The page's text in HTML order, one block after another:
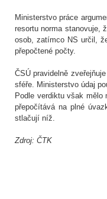
Ministerstvo práce
resortu norma stanovuje,
osob, zatímco NS určil,
přepočtené počty.
ČSÚ pravidelně
sféře. Ministerstvo údaj
Podle verdiktu však
přepočítává na plné
stlačují níž.
Zdroj: ČTK